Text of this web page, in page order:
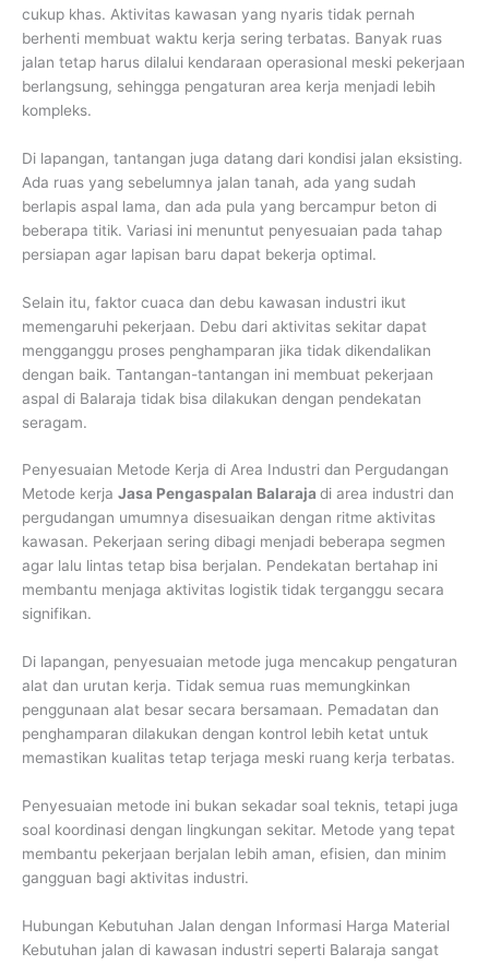
cukup khas. Aktivitas kawasan yang nyaris tidak pernah
berhenti membuat waktu kerja sering terbatas. Banyak ruas
jalan tetap harus dilalui kendaraan operasional meski pekerjaan
berlangsung, sehingga pengaturan area kerja menjadi lebih
kompleks.
Di lapangan, tantangan juga datang dari kondisi jalan eksisting.
Ada ruas yang sebelumnya jalan tanah, ada yang sudah
berlapis aspal lama, dan ada pula yang bercampur beton di
beberapa titik. Variasi ini menuntut penyesuaian pada tahap
persiapan agar lapisan baru dapat bekerja optimal.
Selain itu, faktor cuaca dan debu kawasan industri ikut
memengaruhi pekerjaan. Debu dari aktivitas sekitar dapat
mengganggu proses penghamparan jika tidak dikendalikan
dengan baik. Tantangan-tantangan ini membuat pekerjaan
aspal di Balaraja tidak bisa dilakukan dengan pendekatan
seragam.
Penyesuaian Metode Kerja di Area Industri dan Pergudangan
Metode kerja Jasa Pengaspalan Balaraja di area industri dan
pergudangan umumnya disesuaikan dengan ritme aktivitas
kawasan. Pekerjaan sering dibagi menjadi beberapa segmen
agar lalu lintas tetap bisa berjalan. Pendekatan bertahap ini
membantu menjaga aktivitas logistik tidak terganggu secara
signifikan.
Di lapangan, penyesuaian metode juga mencakup pengaturan
alat dan urutan kerja. Tidak semua ruas memungkinkan
penggunaan alat besar secara bersamaan. Pemadatan dan
penghamparan dilakukan dengan kontrol lebih ketat untuk
memastikan kualitas tetap terjaga meski ruang kerja terbatas.
Penyesuaian metode ini bukan sekadar soal teknis, tetapi juga
soal koordinasi dengan lingkungan sekitar. Metode yang tepat
membantu pekerjaan berjalan lebih aman, efisien, dan minim
gangguan bagi aktivitas industri.
Hubungan Kebutuhan Jalan dengan Informasi Harga Material
Kebutuhan jalan di kawasan industri seperti Balaraja sangat